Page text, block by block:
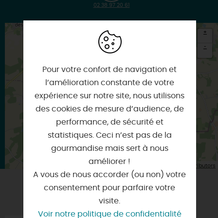
02 38 97 20 61
Itinéraire vers
DAMMARIE-SUR-LOING
+
-
Leaflet | Map data © OpenStreetMap contributors
VOUS AIMEREZ AUSSI
Pour votre confort de navigation et
l’amélioration constante de votre
expérience sur notre site, nous utilisons
des cookies de mesure d’audience, de
performance, de sécurité et
statistiques. Ceci n’est pas de la
gourmandise mais sert à nous
améliorer !
A vous de nous accorder (ou non) votre
consentement pour parfaire votre
visite.
Voir notre politique de confidentialité